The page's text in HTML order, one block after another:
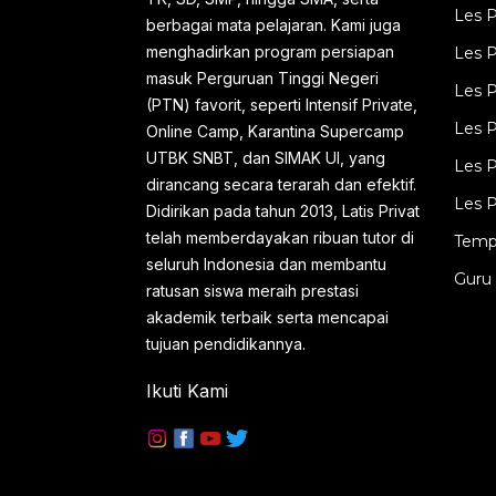
Les Privat SD: Matematika, IPA, IPS,
Bahasa Indonesia, Bahasa Inggris, PKN,
dll Les Privat SMP: Matematika, IPA
(Fisika, Kimia, Biologi), IPS, Bahasa
Inggris, Bahasa Indonesia Les Privat
SMA IPA: Matematika, Fisika, Kimia,
Biolog...
berbagai mata pelajaran. Kami juga
menghadirkan program persiapan
masuk Perguruan Tinggi Negeri
(PTN) favorit, seperti Intensif Private,
Online Camp, Karantina Supercamp
UTBK SNBT, dan SIMAK UI, yang
dirancang secara terarah dan efektif.
Didirikan pada tahun 2013, Latis Privat
telah memberdayakan ribuan tutor di
seluruh Indonesia dan membantu
ratusan siswa meraih prestasi
akademik terbaik serta mencapai
tujuan pendidikannya.
Ikuti Kami
Les
Les
Les
Les
Les
Les